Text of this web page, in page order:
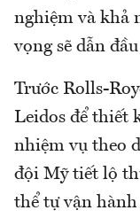
nghiệm và khả
vọng sẽ dẫn
Trước Rolls-
Leidos để thiết
nhiệm vụ theo
đội Mỹ tiết lộ
thể tự vận